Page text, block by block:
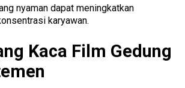
nyaman dapat meningkatkan
karyawan.
Kaca Film Gedung